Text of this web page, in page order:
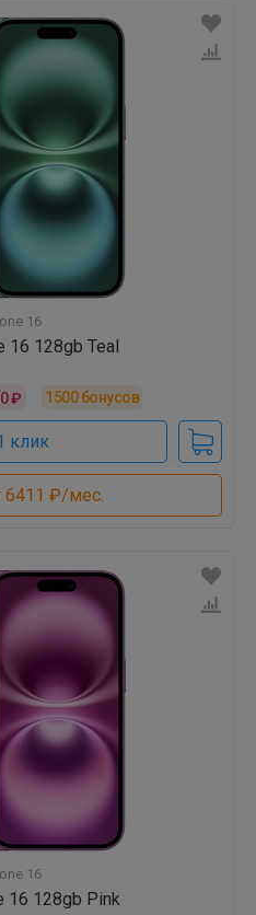
16
16 128gb Teal
₽ 1500бонусов
клик
6411 ₽/мес.
16
16 128gb Pink